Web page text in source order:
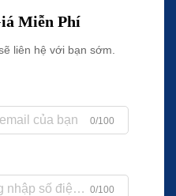
Miễn Phí
liên hệ với bạn sớm.
0/100
0/100